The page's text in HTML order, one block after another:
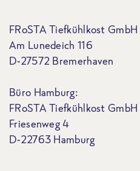
FRoSTA Tiefkühlkost GmbH
Am Lunedeich 116
D-27572 Bremerhaven
Büro Hamburg:
FRoSTA Tiefkühlkost GmbH
Friesenweg 4
D-22763 Hamburg